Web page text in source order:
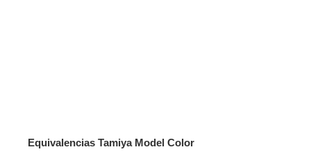
Equivalencias Tamiya Model Color